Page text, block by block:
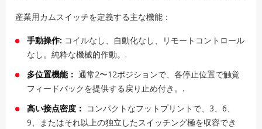
産業用カムスイッチを定義する主な機能：
手動操作: コイルなし、自動化なし、リモートコントロール
なし。純粋な機械的作動。.
多位置機能： 通常2〜12ポジションで、各停止位置で触覚
フィードバックを提供する戻り止め付き。.
高い接点密度： コンパクトなフットプリントで、3、6、
9、またはそれ以上の独立したスイッチング極を収容でき